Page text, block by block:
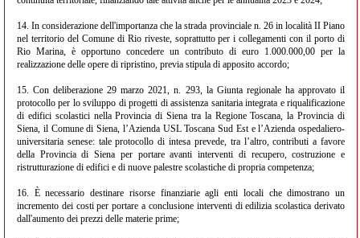
14. In considerazione dell'importanza che la strada provinciale n. 26 in località II Piano
nel territorio del Comune di Rio riveste, soprattutto per i collegamenti con il porto di
Rio Marina, è opportuno concedere un contributo di euro 1.000.000,00 per la
realizzazione delle opere di ripristino, previa stipula di apposito accordo;
15. Con deliberazione 29 marzo 2021, n. 293, la Giunta regionale ha approvato il
protocollo per lo sviluppo di progetti di assistenza sanitaria integrata e riqualificazione
di edifici scolastici nella Provincia di Siena tra la Regione Toscana, la Provincia di
Siena, il Comune di Siena, l’Azienda USL Toscana Sud Est e l’Azienda ospedaliero-
universitaria senese: tale protocollo di intesa prevede, tra l’altro, contributi a favore
della Provincia di Siena per portare avanti interventi di recupero, costruzione e
ristrutturazione di edifici e di nuove palestre scolastiche di propria competenza;
16. È necessario destinare risorse finanziarie agli enti locali che dimostrano un
incremento dei costi per portare a conclusione interventi di edilizia scolastica derivato
dall'aumento dei prezzi delle materie prime;